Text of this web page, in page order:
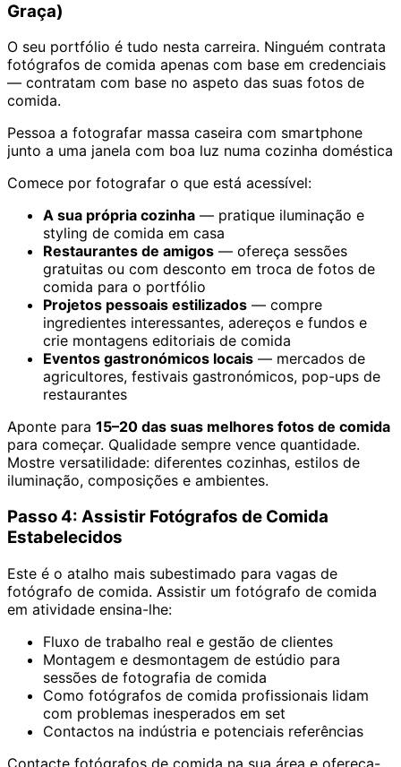
Graça)
O seu portfólio é tudo nesta carreira. Ninguém contrata
fotógrafos de comida apenas com base em credenciais
— contratam com base no aspeto das suas fotos de
comida.
Pessoa a fotografar massa caseira com smartphone
junto a uma janela com boa luz numa cozinha doméstica
Comece por fotografar o que está acessível:
A sua própria cozinha — pratique iluminação e
styling de comida em casa
Restaurantes de amigos — ofereça sessões
gratuitas ou com desconto em troca de fotos de
comida para o portfólio
Projetos pessoais estilizados — compre
ingredientes interessantes, adereços e fundos e
crie montagens editoriais de comida
Eventos gastronómicos locais — mercados de
agricultores, festivais gastronómicos, pop-ups de
restaurantes
Aponte para 15–20 das suas melhores fotos de comida
para começar. Qualidade sempre vence quantidade.
Mostre versatilidade: diferentes cozinhas, estilos de
iluminação, composições e ambientes.
Passo 4: Assistir Fotógrafos de Comida
Estabelecidos
Este é o atalho mais subestimado para vagas de
fotógrafo de comida. Assistir um fotógrafo de comida
em atividade ensina-lhe:
Fluxo de trabalho real e gestão de clientes
Montagem e desmontagem de estúdio para
sessões de fotografia de comida
Como fotógrafos de comida profissionais lidam
com problemas inesperados em set
Contactos na indústria e potenciais referências
Contacte fotógrafos de comida na sua área e ofereça-